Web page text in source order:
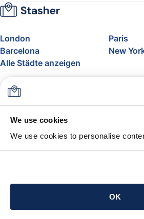
We use cookies
We use cookies to personalise
OK
London
Paris
Barcelona
New
Alle Städte anzeigen
Über uns
FAQ
Support
Blog
Freigepäck bei Airlines
Die Stasher-Garantie
AGB
App holen